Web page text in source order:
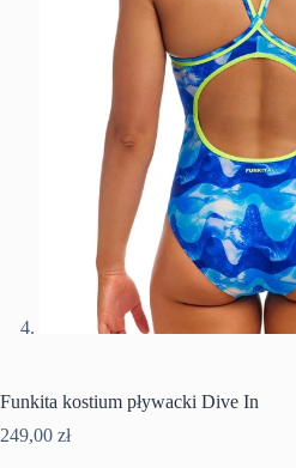
Funkita kostium pływacki Dive In
249,00 zł